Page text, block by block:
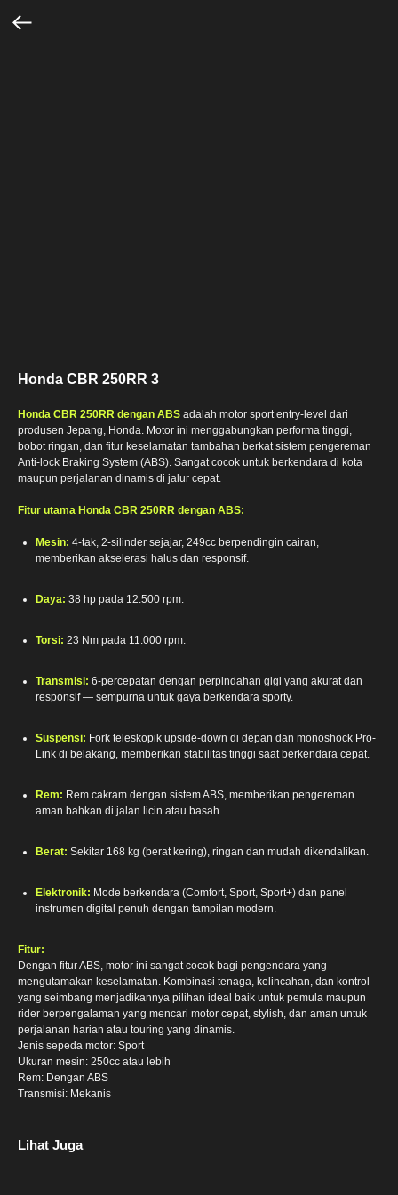
Honda CBR 250RR 3
Honda CBR 250RR dengan ABS adalah motor sport entry-level dari
produsen Jepang, Honda. Motor ini menggabungkan performa tinggi,
bobot ringan, dan fitur keselamatan tambahan berkat sistem pengereman
Anti-lock Braking System (ABS). Sangat cocok untuk berkendara di kota
maupun perjalanan dinamis di jalur cepat.
Fitur utama Honda CBR 250RR dengan ABS:
Mesin: 4-tak, 2-silinder sejajar, 249cc berpendingin cairan,
memberikan akselerasi halus dan responsif.
Daya: 38 hp pada 12.500 rpm.
Torsi: 23 Nm pada 11.000 rpm.
Transmisi: 6-percepatan dengan perpindahan gigi yang akurat dan
responsif — sempurna untuk gaya berkendara sporty.
Suspensi: Fork teleskopik upside-down di depan dan monoshock Pro-
Link di belakang, memberikan stabilitas tinggi saat berkendara cepat.
Rem: Rem cakram dengan sistem ABS, memberikan pengereman
aman bahkan di jalan licin atau basah.
Berat: Sekitar 168 kg (berat kering), ringan dan mudah dikendalikan.
Elektronik: Mode berkendara (Comfort, Sport, Sport+) dan panel
instrumen digital penuh dengan tampilan modern.
Fitur:
Dengan fitur ABS, motor ini sangat cocok bagi pengendara yang
mengutamakan keselamatan. Kombinasi tenaga, kelincahan, dan kontrol
yang seimbang menjadikannya pilihan ideal baik untuk pemula maupun
rider berpengalaman yang mencari motor cepat, stylish, dan aman untuk
perjalanan harian atau touring yang dinamis.
Jenis sepeda motor: Sport
Ukuran mesin: 250cc atau lebih
Rem: Dengan ABS
Transmisi: Mekanis
Lihat Juga